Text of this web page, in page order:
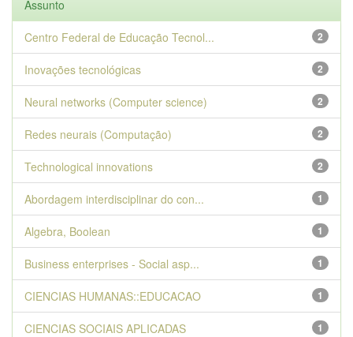
Assunto
2
Centro Federal de Educação Tecnol...
2
Inovações tecnológicas
2
Neural networks (Computer science)
2
Redes neurais (Computação)
2
Technological innovations
1
Abordagem interdisciplinar do con...
1
Algebra, Boolean
1
Business enterprises - Social asp...
1
CIENCIAS HUMANAS::EDUCACAO
1
CIENCIAS SOCIAIS APLICADAS